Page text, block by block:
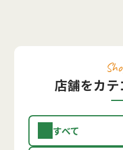
店舗をカ
すべて